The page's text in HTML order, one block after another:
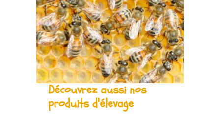
Découvrez aussi nos
produits d'élevage